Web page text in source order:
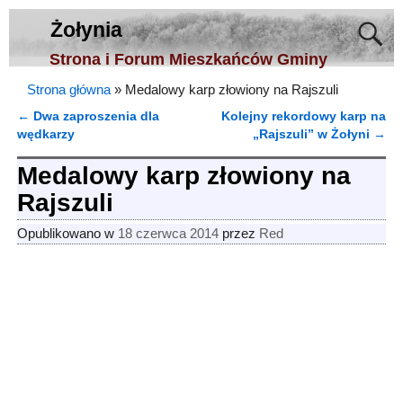
Żołynia
Strona i Forum Mieszkańców Gminy
Strona główna » Medalowy karp złowiony na Rajszuli
Nawigacja
← Dwa zaproszenia dla
wędkarzy
Kolejny rekordowy karp na
„Rajszuli” w Żołyni →
Medalowy karp złowiony na
Rajszuli
Opublikowano w 18 czerwca 2014 przez Red